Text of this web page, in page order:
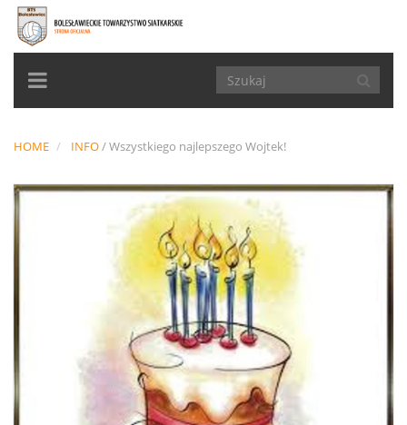
TOGGLE
NAVIGATION
HOME INFO/Wszystkiego najlepszego Wojtek!